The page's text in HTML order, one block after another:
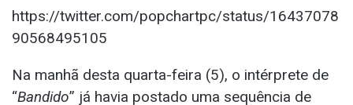
https://twitter.com/popchartpc/status/16437078
90568495105
Na manhã desta quarta-feira (5), o intérprete de
“Bandido” já havia postado uma sequência de